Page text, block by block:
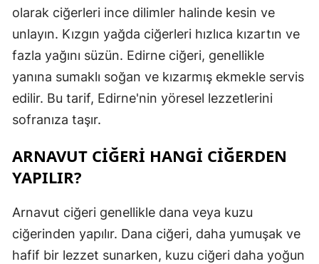
olarak ciğerleri ince dilimler halinde kesin ve
unlayın. Kızgın yağda ciğerleri hızlıca kızartın ve
fazla yağını süzün. Edirne ciğeri, genellikle
yanına sumaklı soğan ve kızarmış ekmekle servis
edilir. Bu tarif, Edirne'nin yöresel lezzetlerini
sofranıza taşır.
ARNAVUT CIĞERI HANGI CIĞERDEN
YAPILIR?
Arnavut ciğeri genellikle dana veya kuzu
ciğerinden yapılır. Dana ciğeri, daha yumuşak ve
hafif bir lezzet sunarken, kuzu ciğeri daha yoğun